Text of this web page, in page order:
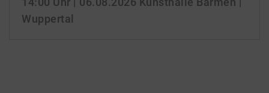
Wuppertal